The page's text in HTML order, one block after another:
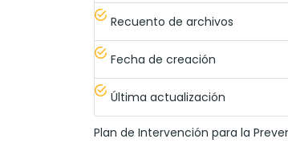
Recuento de archivos
Fecha de creación
Última actualización
Plan de Intervención para la